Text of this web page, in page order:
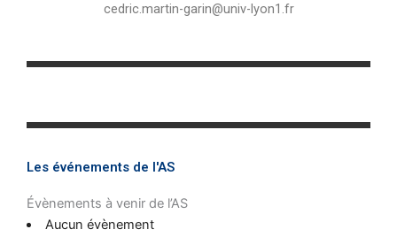
cedric.martin-garin@univ-lyon1.fr
Les événements de l'AS
Évènements à venir de l’AS
Aucun évènement